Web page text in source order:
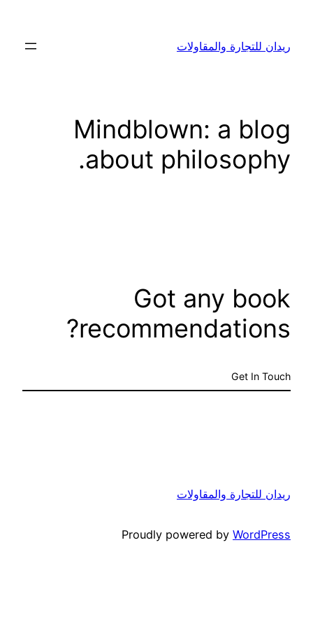
المحتوى
ريدان للتجارة والمقاولات
Mindblown: a blog
about philosophy.
Got any book
recommendations?
Get In Touch
ريدان للتجارة والمقاولات
Proudly powered by WordPress